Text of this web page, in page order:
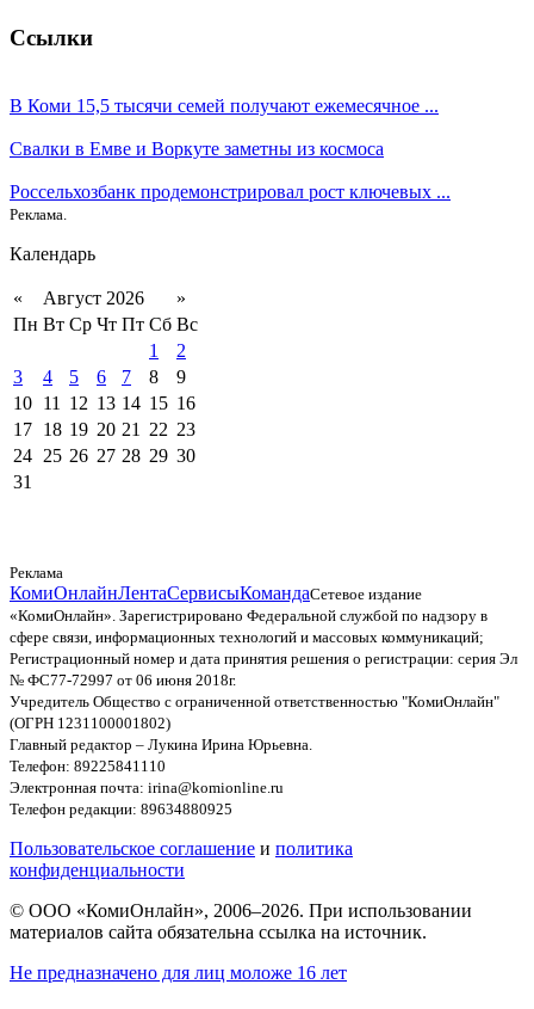
Ссылки
В Коми 15,5 тысячи семей получают ежемесячное ...
Свалки в Емве и Воркуте заметны из космоса
Россельхозбанк продемонстрировал рост ключевых ...
Реклама.
Календарь
« Август 2026
»
Пн Вт Ср Чт Пт Сб Вс
1
2
3
4 5 6 7 8
9
10 11 12 13 14 15 16
17 18 19 20 21 22 23
24 25 26 27 28 29 30
31
Реклама
КомиОнлайнЛентаСервисыКомандаСетевое издание
«КомиОнлайн». Зарегистрировано Федеральной службой по надзору в
сфере связи, информационных технологий и массовых коммуникаций;
Регистрационный номер и дата принятия решения о регистрации: серия Эл
№ ФС77-72997 от 06 июня 2018г.
Учредитель Общество с ограниченной ответственностью "КомиОнлайн"
(ОГРН 1231100001802)
Главный редактор – Лукина Ирина Юрьевна.
Телефон: 89225841110
Электронная почта: irina@komionline.ru
Телефон редакции: 89634880925
Пользовательское соглашение и политика
конфиденциальности
© ООО «КомиОнлайн», 2006–2026. При использовании
материалов сайта обязательна ссылка на источник.
Не предназначено для лиц моложе 16 лет